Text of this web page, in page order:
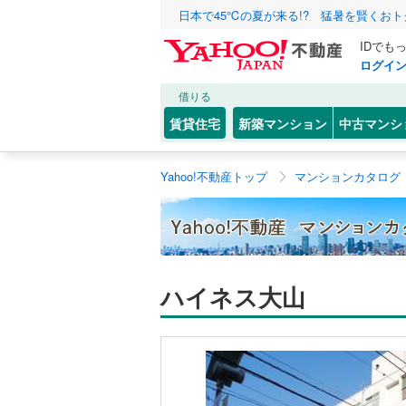
日本で45℃の夏が来る!? 猛暑を賢くおト
IDでも
ログイン
借りる
賃貸住宅 新築マンション 中古マンシ
Yahoo!不動産トップ マンションカタログ
ハイネス大山